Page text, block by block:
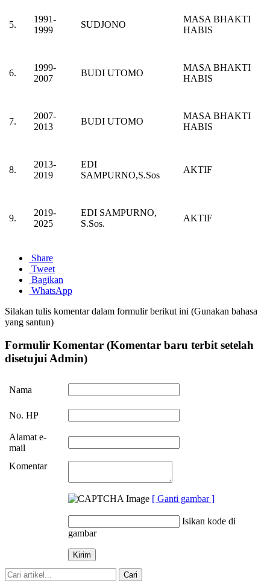
5.
1991-
1999
SUDJONO
MASA BHAKTI
HABIS
6.
1999-
2007
BUDI UTOMO
MASA BHAKTI
HABIS
7.
2007-
2013
BUDI UTOMO
MASA BHAKTI
HABIS
8.
2013-
2019
EDI
SAMPURNO,S.Sos
AKTIF
9.
2019-
2025
EDI SAMPURNO,
S.Sos.
AKTIF
Share
Tweet
Bagikan
WhatsApp
Silakan tulis komentar dalam formulir berikut ini (Gunakan bahasa
yang santun)
Formulir Komentar (Komentar baru terbit setelah
disetujui Admin)
Nama
No. HP
Alamat e-
mail
Komentar
[ Ganti gambar ]
Isikan kode di
gambar
Cari